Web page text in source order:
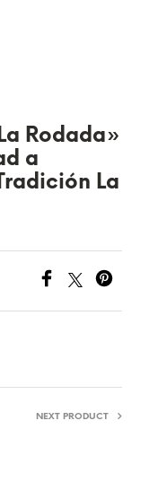
Rodada»
a
La
NEXT PRODUCT